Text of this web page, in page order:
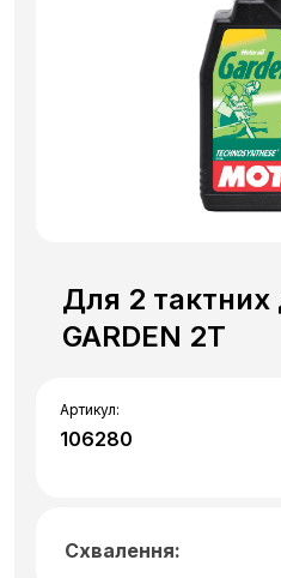
Для 2 тактних
GARDEN 2T
Артикул:
106280
Схвалення: